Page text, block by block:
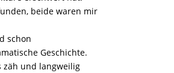
beide waren mir
schon
Geschichte.
zäh und langweilig